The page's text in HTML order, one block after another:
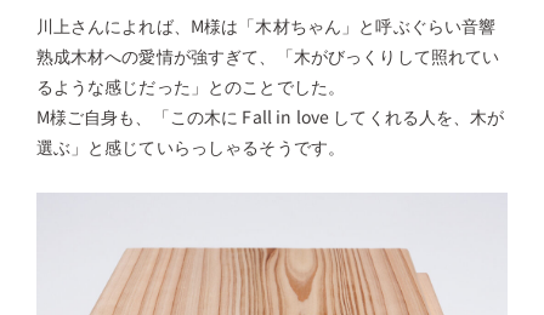
川上さんによれば、M様は「木材ちゃん」と呼ぶぐらい音響
熟成木材への愛情が強すぎて、「木がびっくりして照れてい
るような感じだった」とのことでした。
M様ご自身も、「この木に Fall in love してくれる人を、木が
選ぶ」と感じていらっしゃるそうです。